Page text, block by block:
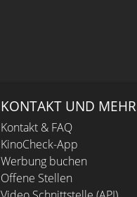
KONTAKT UND MEHR
Kontakt & FAQ
KinoCheck-App
Werbung buchen
Offene Stellen